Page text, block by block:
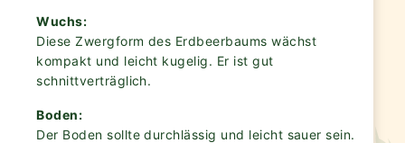
Wuchs:
Diese Zwergform des Erdbeerbaums wächst
kompakt und leicht kugelig. Er ist gut
schnittverträglich.
Boden:
Der Boden sollte durchlässig und leicht sauer sein.